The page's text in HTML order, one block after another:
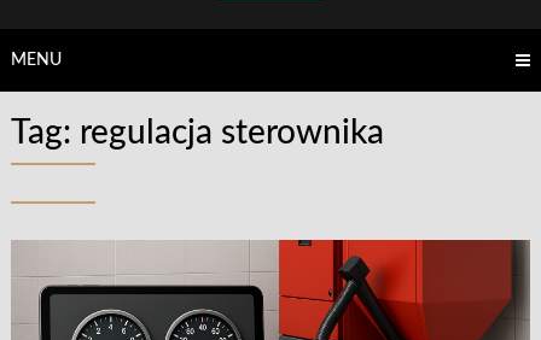
MENU
Tag: regulacja sterownika